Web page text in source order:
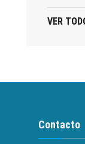
VER
Contacto